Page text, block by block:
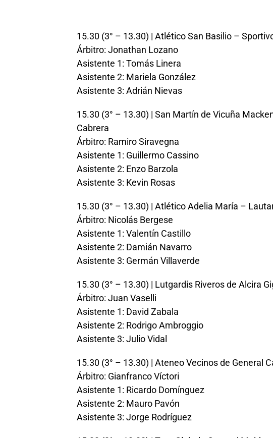
15.30 (3° – 13.30) | Atlético San Basilio –
Árbitro: Jonathan Lozano
Asistente 1: Tomás Linera
Asistente 2: Mariela González
Asistente 3: Adrián Nievas
15.30 (3° – 13.30) | San Martín de Vicuña
Cabrera
Árbitro: Ramiro Siravegna
Asistente 1: Guillermo Cassino
Asistente 2: Enzo Barzola
Asistente 3: Kevin Rosas
15.30 (3° – 13.30) | Atlético Adelia María –
Árbitro: Nicolás Bergese
Asistente 1: Valentín Castillo
Asistente 2: Damián Navarro
Asistente 3: Germán Villaverde
15.30 (3° – 13.30) | Lutgardis Riveros de Alcira
Árbitro: Juan Vaselli
Asistente 1: David Zabala
Asistente 2: Rodrigo Ambroggio
Asistente 3: Julio Vidal
15.30 (3° – 13.30) | Ateneo Vecinos de General
Árbitro: Gianfranco Víctori
Asistente 1: Ricardo Domínguez
Asistente 2: Mauro Pavón
Asistente 3: Jorge Rodríguez